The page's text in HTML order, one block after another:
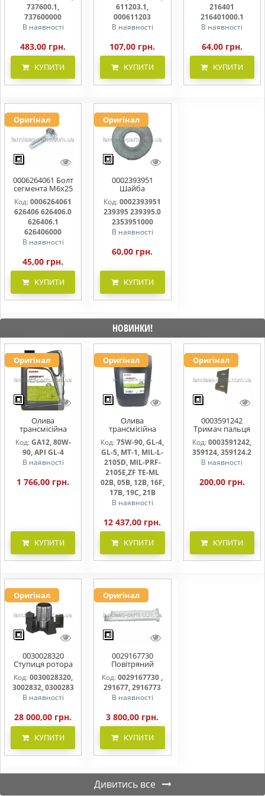
737600000
737600.1,
737600000
В наявності
483,00 грн.
КУПИТИ
000611203
611203.1,
000611203
В наявності
107,00 грн.
КУПИТИ
216401000
216401
216401000.1
В наявності
64,00 грн.
КУПИТИ
Оригінал
0006264061 Болт
сегмента М6х25
626406 626406.0
626406.1
626406000
Код:0006264061
626406 626406.0
626406.1
626406000
В наявності
45,00 грн.
КУПИТИ
Оригінал
0002393951
Шайба
контактна 239395
239395.0
2353951000
Код: 0002393951
239395 239395.0
2353951000
В наявності
60,00 грн.
КУПИТИ
НОВИНКИ!
Оригінал
Олива
трансмісійна
AGRISHIFT GA12 5
л
Код:GA12, 80W-
90, API GL-4
В наявності
1 766,00 грн.
КУПИТИ
Оригінал
Олива
трансмісійна
AGRISHIFT SYN FE
75W90 20л
Код: 75W-90, GL-4,
GL-5, MT-1, MIL-L-
2105D, MIL-PRF-
2105E,ZF TE-ML
02B, 05B, 12B, 16F,
17B, 19C, 21B
В наявності
12 437,00 грн.
КУПИТИ
Оригінал
0003591242
Тримач пальця
жниварки
Код:0003591242,
359124, 359124.2
В наявності
200,00 грн.
КУПИТИ
Оригінал
0030028320
Ступиця ротора
CLAAS
Код:0030028320,
3002832, 0300283
В наявності
28 000,00 грн.
КУПИТИ
Оригінал
0029167730
Повітряний
фільтр бака
(фільтр AdBlue)
Код: 0029167730 ,
291677, 2916773
В наявності
3 800,00 грн.
КУПИТИ
Дивитись все